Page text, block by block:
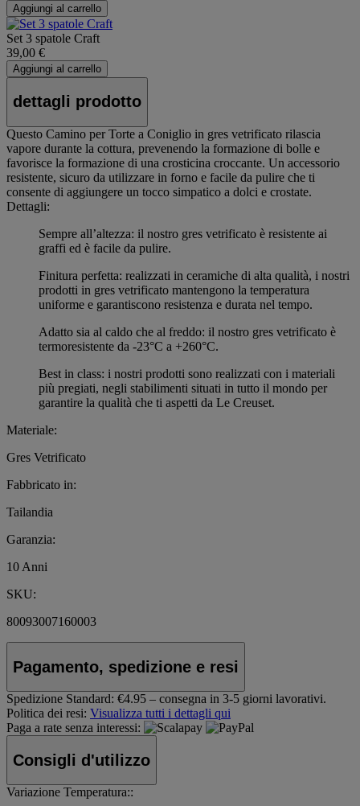
Aggiungi al carrello
Set 3 spatole Craft
39,00 €
Aggiungi al carrello
dettagli prodotto
Questo Camino per Torte a Coniglio in gres vetrificato rilascia
vapore durante la cottura, prevenendo la formazione di bolle e
favorisce la formazione di una crosticina croccante. Un accessorio
resistente, sicuro da utilizzare in forno e facile da pulire che ti
consente di aggiungere un tocco simpatico a dolci e crostate.
Dettagli:
Sempre all’altezza: il nostro gres vetrificato è resistente ai
graffi ed è facile da pulire.
Finitura perfetta: realizzati in ceramiche di alta qualità, i nostri
prodotti in gres vetrificato mantengono la temperatura
uniforme e garantiscono resistenza e durata nel tempo.
Adatto sia al caldo che al freddo: il nostro gres vetrificato è
termoresistente da -23°C a +260°C.
Best in class: i nostri prodotti sono realizzati con i materiali
più pregiati, negli stabilimenti situati in tutto il mondo per
garantire la qualità che ti aspetti da Le Creuset.
Materiale:
Gres Vetrificato
Fabbricato in:
Tailandia
Garanzia:
10 Anni
SKU:
80093007160003
Pagamento, spedizione e resi
Spedizione Standard: €4.95 – consegna in 3-5 giorni lavorativi.
Politica dei resi: Visualizza tutti i dettagli qui
Paga a rate senza interessi:
Consigli d'utilizzo
Variazione Temperatura::